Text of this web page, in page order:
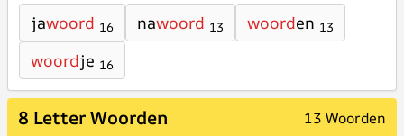
jawoord 16 nawoord 13 woorden 13
woordje 16
8 Letter Woorden 13 Woorden